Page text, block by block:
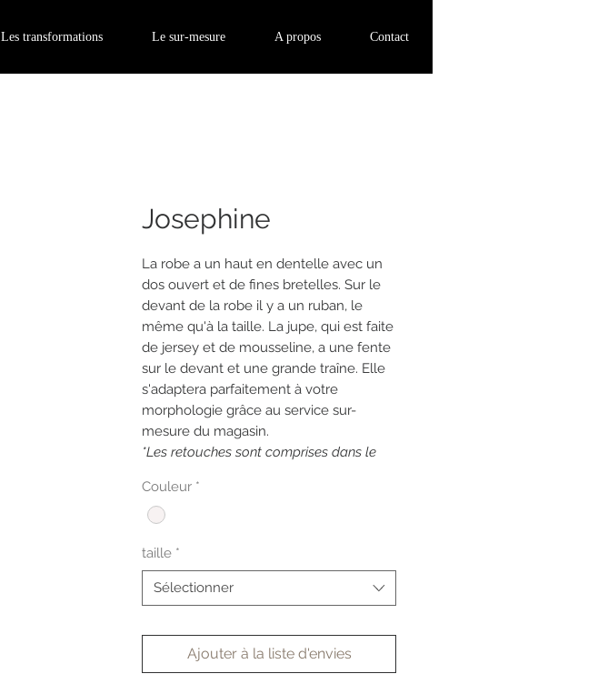
Les transformations Le sur-mesure A propos Contact
Josephine
La robe a un haut en dentelle avec un
dos ouvert et de fines bretelles. Sur le
devant de la robe il y a un ruban, le
même qu'à la taille. La jupe, qui est faite
de jersey et de mousseline, a une fente
sur le devant et une grande traîne. Elle
s'adaptera parfaitement à votre
morphologie grâce au service sur-
mesure du magasin.
*Les retouches sont comprises dans le
Couleur *
taille *
Sélectionner
Ajouter à la liste d'envies